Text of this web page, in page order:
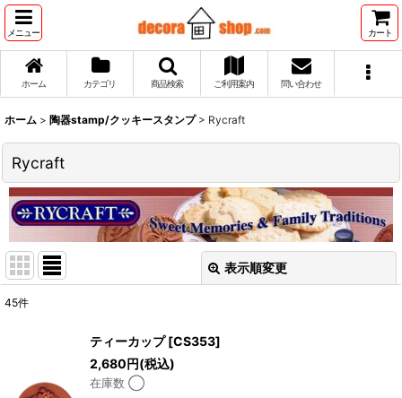
メニュー カート
ホーム カテゴリ 商品検索 ご利用案内 問い合わせ
ホーム > 陶器stamp/クッキースタンプ > Rycraft
Rycraft
表示順変更
45件
ティーカップ [CS353]
2,680円(税込)
在庫数 ◯